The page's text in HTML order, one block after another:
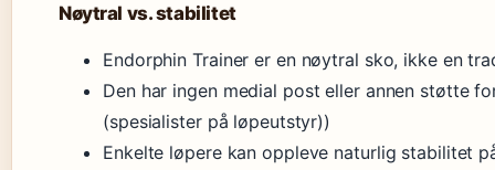
Nøytral vs. stabilitet
Endorphin Trainer er en nøytral sko, ikke en
Den har ingen medial post eller annen støtte
(spesialister på løpeutstyr))
Enkelte løpere kan oppleve naturlig stabilitet